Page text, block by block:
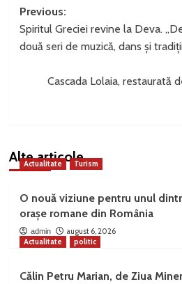
Post
navigation
Previous:
Spiritul Greciei revine la Deva.
două seri de muzică, dans și
Cascada Lolaia, restaurată
Alte articole
Actualitate Turism
O nouă viziune pentru unul
orașe romane din România
admin
august 6, 2026
Actualitate
politic
Călin Petru Marian, de Ziua